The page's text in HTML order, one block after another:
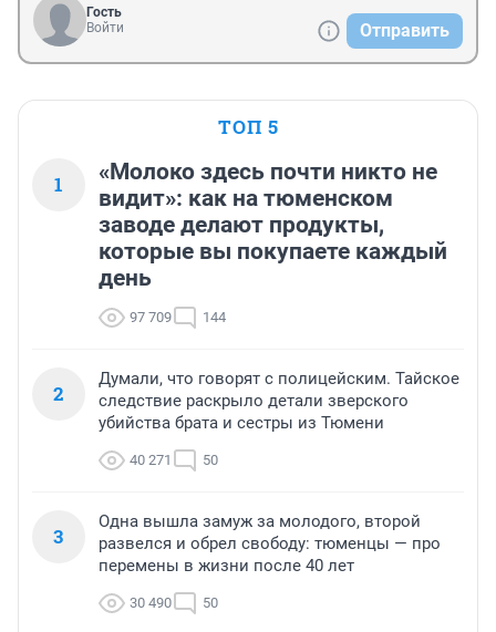
Гость
Войти
Отправить
ТОП 5
1
«Молоко здесь почти никто не
видит»: как на тюменском
заводе делают продукты,
которые вы покупаете каждый
день
97 709 144
2
Думали, что говорят с полицейским. Тайское
следствие раскрыло детали зверского
убийства брата и сестры из Тюмени
40 271 50
3
Одна вышла замуж за молодого, второй
развелся и обрел свободу: тюменцы — про
перемены в жизни после 40 лет
30 490 50